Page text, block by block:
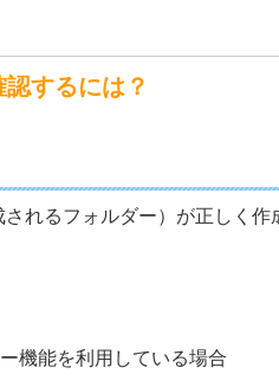
するには？
れるフォルダー）が正しく
機能を利用している場合